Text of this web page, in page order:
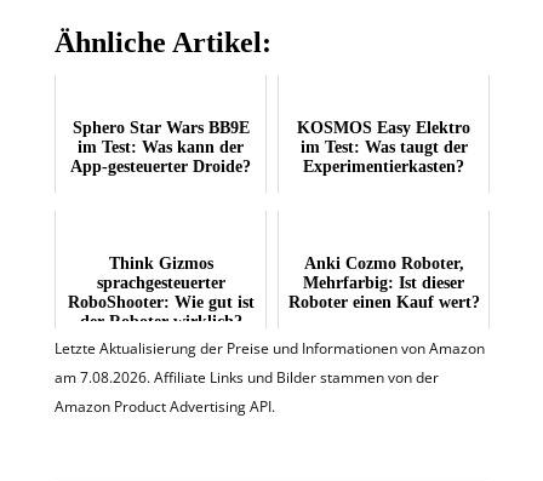
Ähnliche Artikel:
Sphero Star Wars BB9E
im Test: Was kann der
App-gesteuerter Droide?
KOSMOS Easy Elektro
im Test: Was taugt der
Experimentierkasten?
Think Gizmos
sprachgesteuerter
RoboShooter: Wie gut ist
der Roboter wirklich?
Anki Cozmo Roboter,
Mehrfarbig: Ist dieser
Roboter einen Kauf wert?
Letzte Aktualisierung der Preise und Informationen von Amazon
am 7.08.2026. Affiliate Links und Bilder stammen von der
Amazon Product Advertising API.